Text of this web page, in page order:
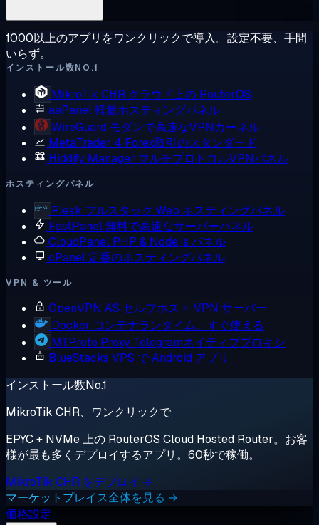
1000以上のアプリをワンクリックで導入。設定不要、手間
いらず。
インストール数NO.1
MikroTik CHR クラウド上の RouterOS
aaPanel軽量ホスティングパネル
WireGuard モダンで高速なVPNカーネル
MetaTrader 4 Forex取引のスタンダード
Hiddify Manager マルチプロトコルVPNパネル
ホスティングパネル
Plesk フルスタック Web ホスティングパネル
FastPanel無料で高速なサーバーパネル
CloudPanel PHP & Node.js パネル
cPanel 定番のホスティングパネル
VPN & ツール
OpenVPN AS セルフホスト VPN サーバー
Docker コンテナランタイム、すぐ使える
MTProto Proxy Telegramネイティブプロキシ
BlueStacks VPS で Android アプリ
インストール数No.1
MikroTik CHR、ワンクリックで
EPYC + NVMe 上の RouterOS Cloud Hosted Router。お客
様が最も多くデプロイするアプリ。60秒で稼働。
MikroTik CHR をデプロイ →
マーケットプレイス全体を見る →
価格設定